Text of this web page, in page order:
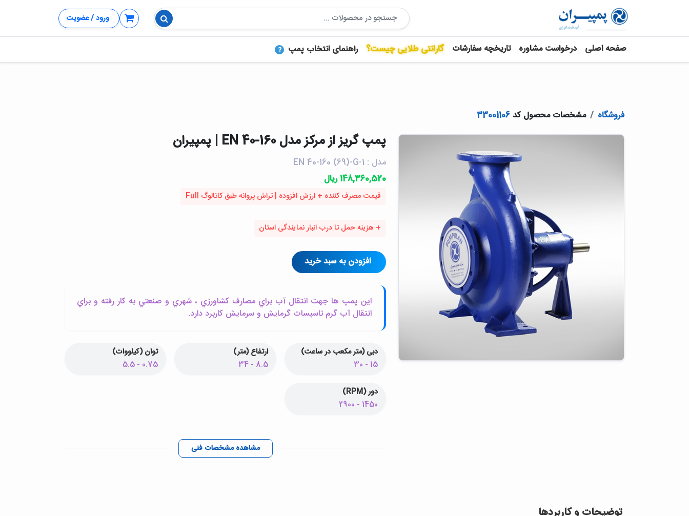
ورود / عضویت
صفحه اصلی درخواست مشاوره تاریخچه سفارشات گارانتی طلایی چیست؟ راهنمای انتخاب پمپ ?
فروشگاه مشخصات محصول کد33001106
پمپ گريز از مرکز مدل EN 40-160 | پمپیران
مدل : EN 40-160 (69)-G-1
148,360,520 ریال
قیمت مصرف کننده + ارزش افزوده | تراش پروانه طبق کاتالوگ Full
+ هزینه حمل تا درب انبار نمایندگی استان
افزودن به سبد خرید
اين پمپ ها جهت انتقال آب براي مصارف کشاورزي ، شهري و صنعتي به کار رفته و براي
انتقال آب گرم تاسيسات گرمايش و سرمايش کاربرد دارد.
دبی (متر مکعب در ساعت)
15 - 30
ارتفاع (متر)
8.5 - 34
توان (کیلووات)
0.75 - 5.5
دور (RPM)
1450 - 2900
مشاهده مشخصات فنی
توضیحات و کاربردها